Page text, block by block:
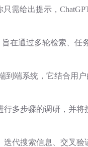
需给出提示，
在通过多轮检索、
端系统，它结合用
多步骤的调研，并
代搜索信息、交叉